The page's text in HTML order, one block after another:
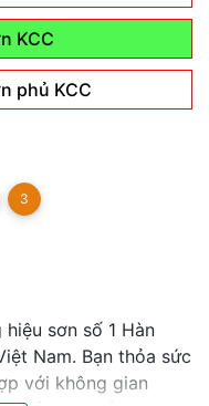
KCC
phủ KCC
3
sơn số 1 Hàn
Nam. Bạn thỏa sức
với không gian